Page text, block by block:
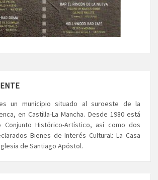
un municipio situado al suroeste de la
en Castilla-La Mancha. Desde 1980 está
Conjunto Histórico-Artístico, así como dos
Bienes de Interés Cultural: La Casa
de Santiago Apóstol.